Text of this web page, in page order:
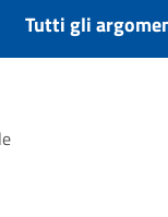
Tutti gli